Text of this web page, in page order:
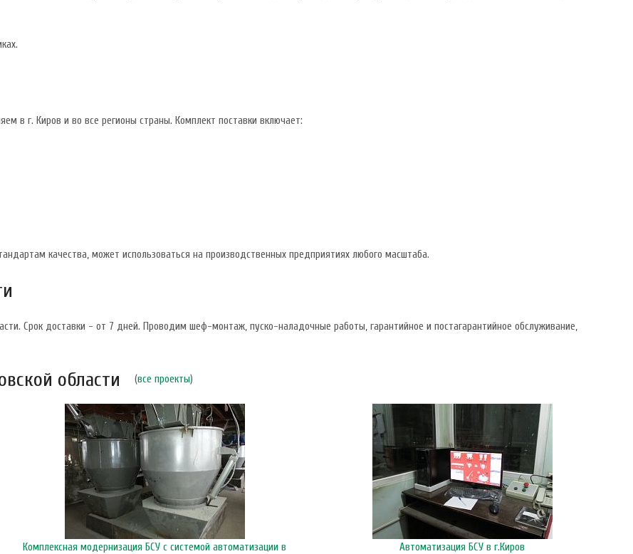
в г. Киров и во все регионы страны. Комплект поставки включает:
качества, может использоваться на производственных предприятиях любого масштаба.
Срок доставки - от 7 дней. Проводим шеф-монтаж, пуско-наладочные работы, гарантийное и постагарантийное обслуживание,
области (все проекты)
Комплексная модернизация БСУ с системой автоматизации в
Автоматизация БСУ в г.Киров